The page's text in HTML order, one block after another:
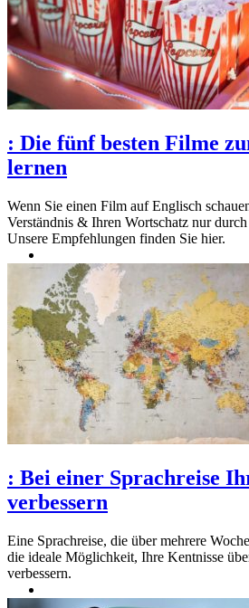
: Die fünf besten Filme
lernen
Wenn Sie einen Film auf Englisch
Verständnis & Ihren Wortschatz nur
Unsere Empfehlungen finden Sie hier.
: Bei einer Sprachreise
verbessern
Eine Sprachreise, die über mehrere
die ideale Möglichkeit, Ihre Kentnisse
verbessern.